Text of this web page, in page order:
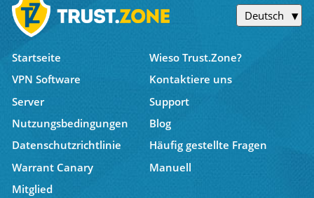
Deutsch
Startseite
Wieso Trust.Zone?
VPN Software
Kontaktiere uns
Server
Support
Nutzungsbedingungen
Blog
Datenschutzrichtlinie
Häufig gestellte Fragen
Warrant Canary
Manuell
Mitglied